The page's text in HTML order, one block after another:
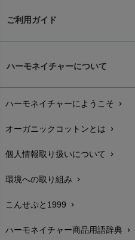
ご利用ガイド
配送と送料chevron_right
在庫状況と発送予定chevron_right
サイズ・寸法chevron_right
生地・素材chevron_right
お手入れについて
レビューを書こうchevron_right
ハーモネイチャーについて
ハーモネイチャーにようこそ chevron_right
オーガニックコットンとは chevron_right
個人情報取り扱いについて chevron_right
環境への取り組み chevron_right
こんせぷと1999 chevron_right
ハーモネイチャー商品用語辞典 chevron_right